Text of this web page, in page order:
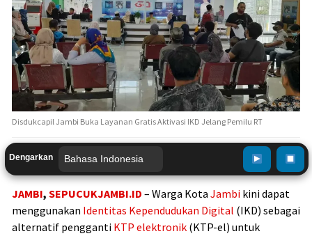
Disdukcapil Jambi Buka Layanan Gratis Aktivasi IKD Jelang Pemilu RT
Dengarkan
JAMBI, SEPUCUKJAMBI.ID – Warga Kota Jambi kini dapat
menggunakan Identitas Kependudukan Digital (IKD) sebagai
alternatif pengganti KTP elektronik (KTP-el) untuk